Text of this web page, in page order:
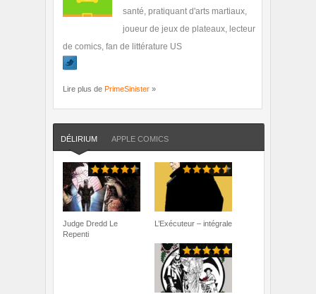
santé, pratiquant d'arts martiaux,
joueur de jeux de plateaux, lecteur
de comics, fan de littérature US
Lire plus de PrimeSinister »
DÉLIRIUM APPLE COMICS
Judge Dredd Le
Repenti
L’Exécuteur – intégrale